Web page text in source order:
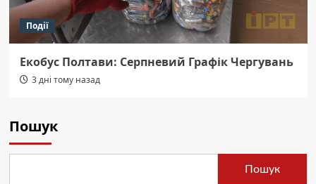
Події
Екобус Полтави: Серпневий Графік Чергувань
3 дні тому назад
Пошук
Пошук